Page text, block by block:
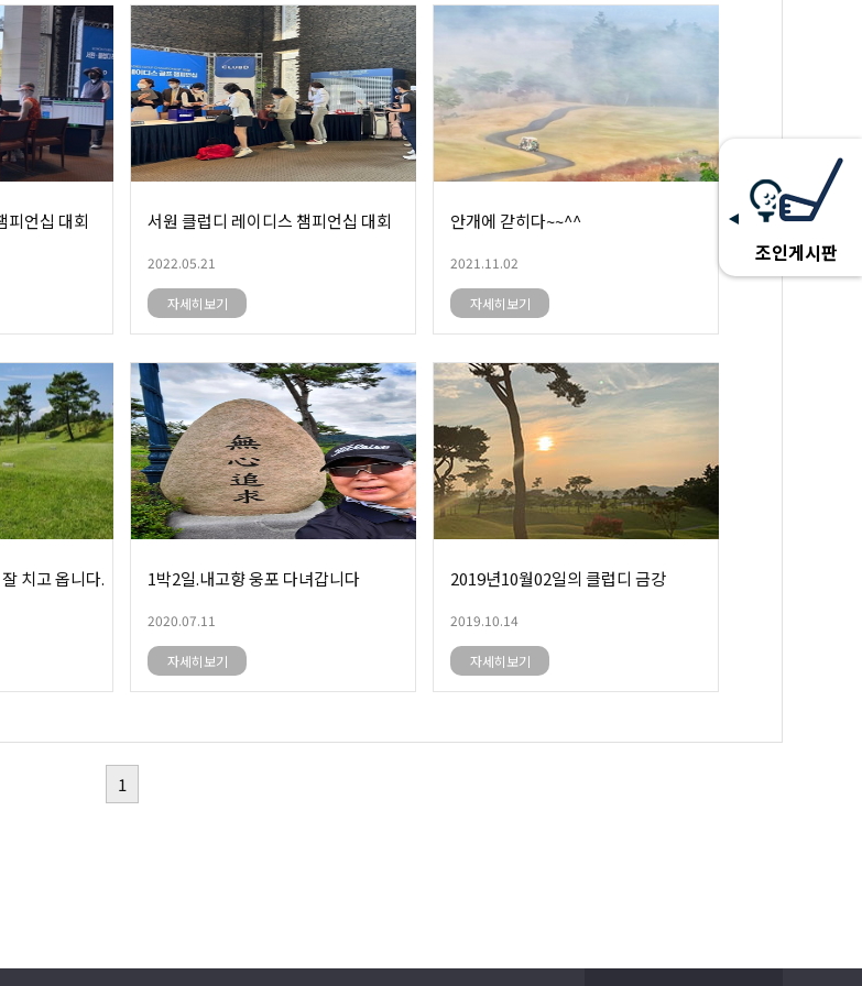
조인게시판
피언십 대회 서원 클럽디 레이디스 챔피언십 대회
2022.05.21
자세히보기
안개에 갇히다~~^^
2021.11.02
자세히보기
치고 옵니다. 1박2일.내고향 웅포 다녀갑니다
2020.07.11
자세히보기
2019년10월02일의 클럽디 금강
2019.10.14
자세히보기
1